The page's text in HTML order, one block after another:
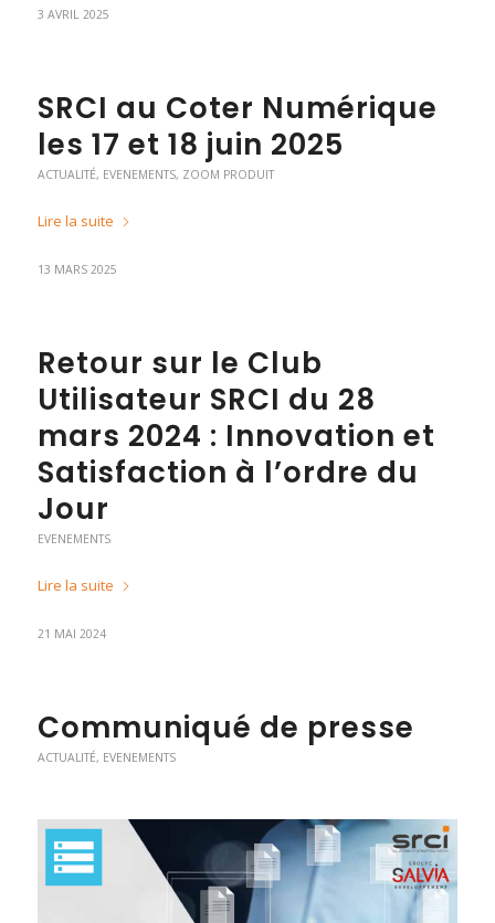
3 AVRIL 2025
SRCI au Coter Numérique
les 17 et 18 juin 2025
ACTUALITÉ, EVENEMENTS, ZOOM PRODUIT
Lire la suite
13 MARS 2025
Retour sur le Club
Utilisateur SRCI du 28
mars 2024 : Innovation et
Satisfaction à l’ordre du
Jour
EVENEMENTS
Lire la suite
21 MAI 2024
Communiqué de presse
ACTUALITÉ, EVENEMENTS